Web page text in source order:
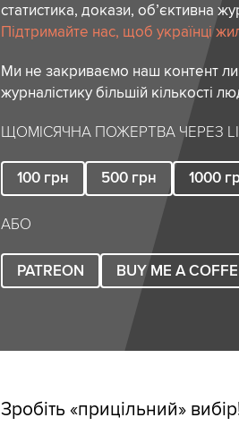
статистика, докази, об’єктивна
Підтримайте нас, щоб українці
Ми не закриваємо наш контент
журналістику більшій кількості
ЩОМІСЯЧНА ПОЖЕРТВА ЧЕРЕЗ
100 грн 500 грн 1000
АБО
PATREON BUY ME A
Зробіть «прицільний»